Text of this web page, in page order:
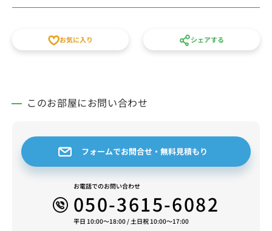
お気に入り シェアする
このお部屋にお問い合わせ
フォームでお問合せ・無料見積もり
お電話でのお問い合わせ
050-3615-6082
平日 10:00～18:00 / 土日祝 10:00～17:00